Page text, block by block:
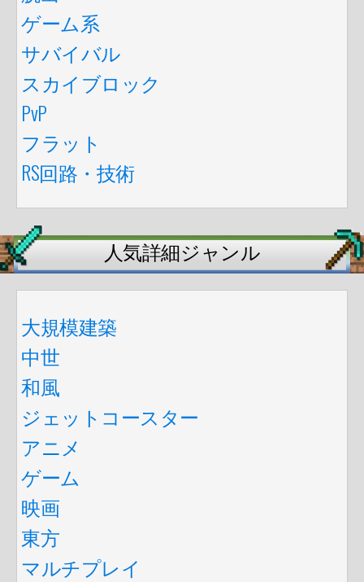
ゲーム系
サバイバル
スカイブロック
PvP
フラット
RS回路・技術
人気詳細ジャンル
大規模建築
中世
和風
ジェットコースター
アニメ
ゲーム
映画
東方
マルチプレイ